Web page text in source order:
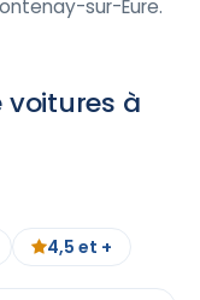
sur-Eure.
voitures à
4,5 et +